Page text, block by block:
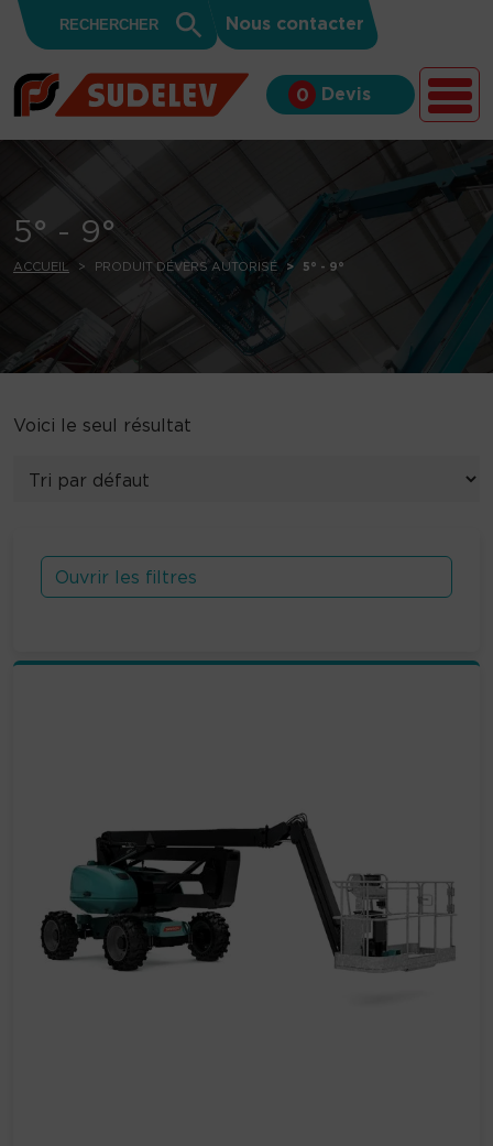
Skip to content
for:
Search
Button
Nous contacter
0 Devis
5° - 9°
ACCUEIL PRODUIT DÉVERS AUTORISÉ 5° - 9°
Voici le seul résultat
Ouvrir les filtres